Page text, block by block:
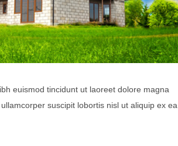
euismod tincidunt ut laoreet dolore magna
suscipit lobortis nisl ut aliquip ex ea